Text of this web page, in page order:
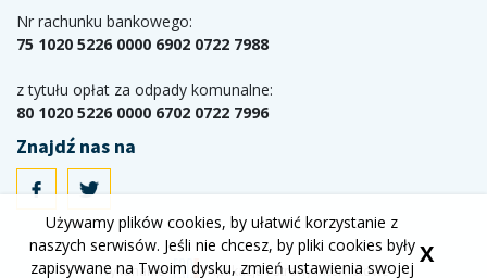
Nr rachunku bankowego:
75 1020 5226 0000 6902 0722 7988
z tytułu opłat za odpady komunalne:
80 1020 5226 0000 6702 0722 7996
Znajdź nas na
Wykonanie Aplikacje i strony internetowe
Używamy plików cookies, by ułatwić korzystanie z
naszych serwisów. Jeśli nie chcesz, by pliki cookies były
zapisywane na Twoim dysku, zmień ustawienia swojej X